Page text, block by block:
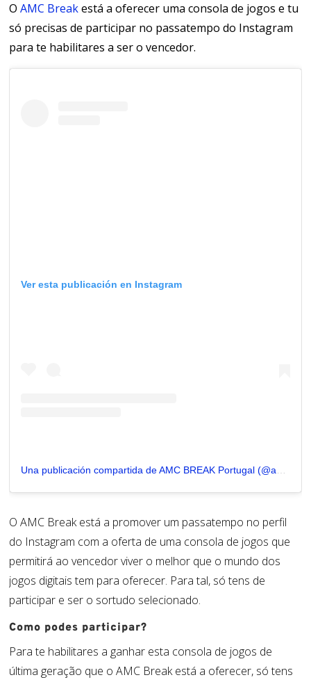
OAMC Breakestá a oferecer umaconsola de jogos e tu
só precisas de participar no passatempodo Instagram
para te habilitares a ser o vencedor.
Ver esta publicación en Instagram
Una publicación compartida de AMC BREAK Portugal (@amcbreakpt)
O AMC Break está a promover um passatempo no perfil
do Instagram com a oferta de uma consola de jogos que
permitirá ao vencedor viver o melhor que o mundo dos
jogos digitais tem para oferecer. Para tal, só tens de
participar e ser o sortudo selecionado.
Como podes participar?
Para te habilitares a ganhar esta consola de jogos de
última geração que o AMC Break está a oferecer, só tens